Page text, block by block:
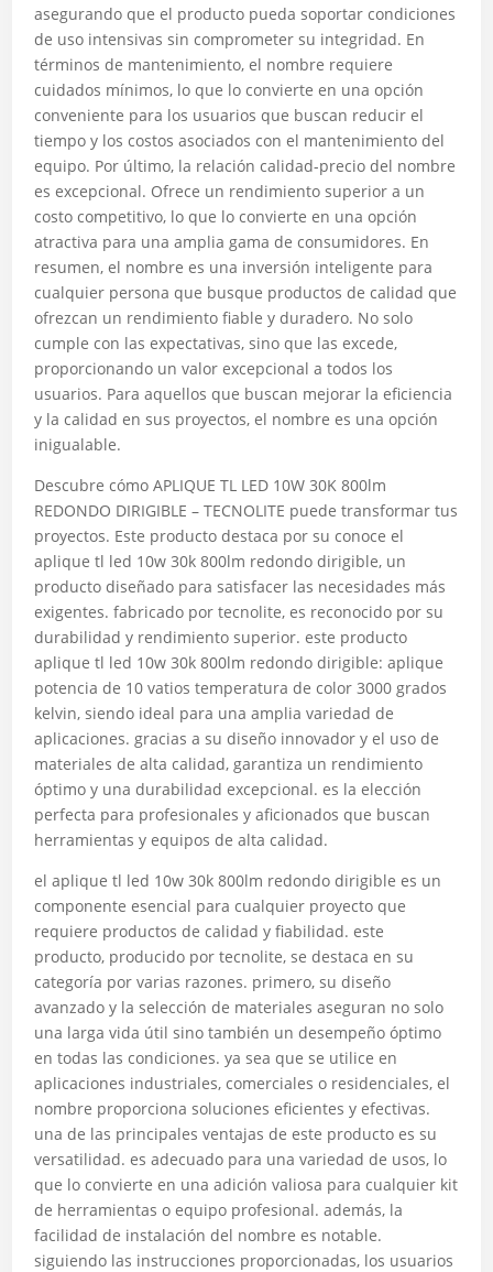
asegurando que el producto pueda soportar condiciones
de uso intensivas sin comprometer su integridad. En
términos de mantenimiento, el nombre requiere
cuidados mínimos, lo que lo convierte en una opción
conveniente para los usuarios que buscan reducir el
tiempo y los costos asociados con el mantenimiento del
equipo. Por último, la relación calidad-precio del nombre
es excepcional. Ofrece un rendimiento superior a un
costo competitivo, lo que lo convierte en una opción
atractiva para una amplia gama de consumidores. En
resumen, el nombre es una inversión inteligente para
cualquier persona que busque productos de calidad que
ofrezcan un rendimiento fiable y duradero. No solo
cumple con las expectativas, sino que las excede,
proporcionando un valor excepcional a todos los
usuarios. Para aquellos que buscan mejorar la eficiencia
y la calidad en sus proyectos, el nombre es una opción
inigualable.
Descubre cómo APLIQUE TL LED 10W 30K 800lm
REDONDO DIRIGIBLE – TECNOLITE puede transformar tus
proyectos. Este producto destaca por su conoce el
aplique tl led 10w 30k 800lm redondo dirigible, un
producto diseñado para satisfacer las necesidades más
exigentes. fabricado por tecnolite, es reconocido por su
durabilidad y rendimiento superior. este producto
aplique tl led 10w 30k 800lm redondo dirigible: aplique
potencia de 10 vatios temperatura de color 3000 grados
kelvin, siendo ideal para una amplia variedad de
aplicaciones. gracias a su diseño innovador y el uso de
materiales de alta calidad, garantiza un rendimiento
óptimo y una durabilidad excepcional. es la elección
perfecta para profesionales y aficionados que buscan
herramientas y equipos de alta calidad.
el aplique tl led 10w 30k 800lm redondo dirigible es un
componente esencial para cualquier proyecto que
requiere productos de calidad y fiabilidad. este
producto, producido por tecnolite, se destaca en su
categoría por varias razones. primero, su diseño
avanzado y la selección de materiales aseguran no solo
una larga vida útil sino también un desempeño óptimo
en todas las condiciones. ya sea que se utilice en
aplicaciones industriales, comerciales o residenciales, el
nombre proporciona soluciones eficientes y efectivas.
una de las principales ventajas de este producto es su
versatilidad. es adecuado para una variedad de usos, lo
que lo convierte en una adición valiosa para cualquier kit
de herramientas o equipo profesional. además, la
facilidad de instalación del nombre es notable.
siguiendo las instrucciones proporcionadas, los usuarios